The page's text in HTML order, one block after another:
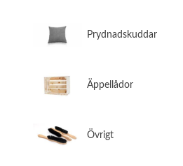
​Prydnadskuddar
​Äppellådor
​Övrigt